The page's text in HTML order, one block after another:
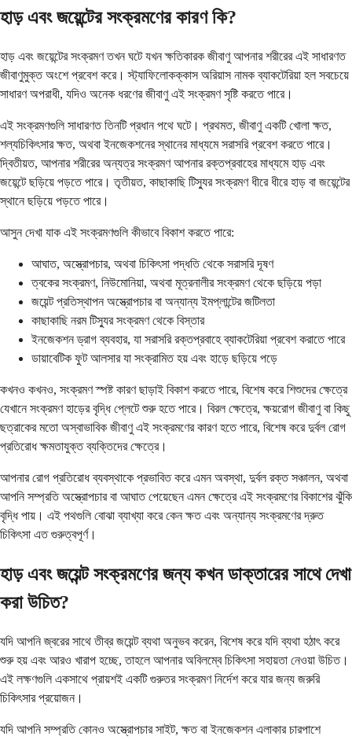
হাড় এবং জয়েন্টের সংক্রমণের কারণ কি?
হাড় এবং জয়েন্টের সংক্রমণ তখন ঘটে যখন ক্ষতিকারক জীবাণু আপনার শরীরের এই সাধারণত
জীবাণুমুক্ত অংশে প্রবেশ করে। স্ট্যাফিলোকক্কাস অরিয়াস নামক ব্যাকটেরিয়া হল সবচেয়ে
সাধারণ অপরাধী, যদিও অনেক ধরণের জীবাণু এই সংক্রমণ সৃষ্টি করতে পারে।
এই সংক্রমণগুলি সাধারণত তিনটি প্রধান পথে ঘটে। প্রথমত, জীবাণু একটি খোলা ক্ষত,
শল্যচিকিৎসার ক্ষত, অথবা ইনজেকশনের স্থানের মাধ্যমে সরাসরি প্রবেশ করতে পারে।
দ্বিতীয়ত, আপনার শরীরের অন্যত্র সংক্রমণ আপনার রক্তপ্রবাহের মাধ্যমে হাড় এবং
জয়েন্টে ছড়িয়ে পড়তে পারে। তৃতীয়ত, কাছাকাছি টিস্যুর সংক্রমণ ধীরে ধীরে হাড় বা জয়েন্টের
স্থানে ছড়িয়ে পড়তে পারে।
আসুন দেখা যাক এই সংক্রমণগুলি কীভাবে বিকাশ করতে পারে:
আঘাত, অস্ত্রোপচার, অথবা চিকিৎসা পদ্ধতি থেকে সরাসরি দূষণ
ত্বকের সংক্রমণ, নিউমোনিয়া, অথবা মূত্রনালীর সংক্রমণ থেকে ছড়িয়ে পড়া
জয়েন্ট প্রতিস্থাপন অস্ত্রোপচার বা অন্যান্য ইমপ্লান্টের জটিলতা
কাছাকাছি নরম টিস্যুর সংক্রমণ থেকে বিস্তার
ইনজেকশন ড্রাগ ব্যবহার, যা সরাসরি রক্তপ্রবাহে ব্যাকটেরিয়া প্রবেশ করাতে পারে
ডায়াবেটিক ফুট আলসার যা সংক্রামিত হয় এবং হাড়ে ছড়িয়ে পড়ে
কখনও কখনও, সংক্রমণ স্পষ্ট কারণ ছাড়াই বিকাশ করতে পারে, বিশেষ করে শিশুদের ক্ষেত্রে
যেখানে সংক্রমণ হাড়ের বৃদ্ধি প্লেটে শুরু হতে পারে। বিরল ক্ষেত্রে, ক্ষয়রোগ জীবাণু বা কিছু
ছত্রাকের মতো অস্বাভাবিক জীবাণু এই সংক্রমণের কারণ হতে পারে, বিশেষ করে দুর্বল রোগ
প্রতিরোধ ক্ষমতাযুক্ত ব্যক্তিদের ক্ষেত্রে।
আপনার রোগ প্রতিরোধ ব্যবস্থাকে প্রভাবিত করে এমন অবস্থা, দুর্বল রক্ত ​​সঞ্চালন, অথবা
আপনি সম্প্রতি অস্ত্রোপচার বা আঘাত পেয়েছেন এমন ক্ষেত্রে এই সংক্রমণের বিকাশের ঝুঁকি
বৃদ্ধি পায়। এই পথগুলি বোঝা ব্যাখ্যা করে কেন ক্ষত এবং অন্যান্য সংক্রমণের দ্রুত
চিকিৎসা এত গুরুত্বপূর্ণ।
হাড় এবং জয়েন্ট সংক্রমণের জন্য কখন ডাক্তারের সাথে দেখা
করা উচিত?
যদি আপনি জ্বরের সাথে তীব্র জয়েন্ট ব্যথা অনুভব করেন, বিশেষ করে যদি ব্যথা হঠাৎ করে
শুরু হয় এবং আরও খারাপ হচ্ছে, তাহলে আপনার অবিলম্বে চিকিৎসা সহায়তা নেওয়া উচিত।
এই লক্ষণগুলি একসাথে প্রায়শই একটি গুরুতর সংক্রমণ নির্দেশ করে যার জন্য জরুরি
চিকিৎসার প্রয়োজন।
যদি আপনি সম্প্রতি কোনও অস্ত্রোপচার সাইট, ক্ষত বা ইনজেকশন এলাকার চারপাশে